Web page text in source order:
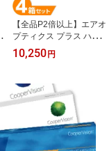
【全品P2倍以上】エアオ
プティクス プラス ハイ
ドラグライド 4箱セット
(1箱6枚) アルコン コンタ
week コンタクト 2週間
交換 クリアレンズ 両眼
約6ヶ月分 近視 遠視 ALC
ON 送料無料 【一部度数
欠品中】
10,250 円